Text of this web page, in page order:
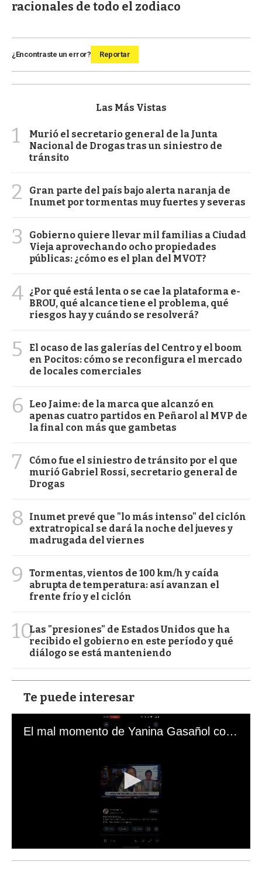
racionales de todo el zodiaco
¿Encontraste un error? Reportar
Las Más Vistas
1
Murió el secretario general de la Junta
Nacional de Drogas tras un siniestro de
tránsito
2
Gran parte del país bajo alerta naranja de
Inumet por tormentas muy fuertes y severas
3
Gobierno quiere llevar mil familias a Ciudad
Vieja aprovechando ocho propiedades
públicas: ¿cómo es el plan del MVOT?
4 ¿Por qué está lenta o se cae la plataforma e-
BROU, qué alcance tiene el problema, qué
riesgos hay y cuándo se resolverá?
5
El ocaso de las galerías del Centro y el boom
en Pocitos: cómo se reconfigura el mercado
de locales comerciales
6
Leo Jaime: de la marca que alcanzó en
apenas cuatro partidos en Peñarol al MVP de
la final con más que gambetas
7
Cómo fue el siniestro de tránsito por el que
murió Gabriel Rossi, secretario general de
Drogas
8
Inumet prevé que "lo más intenso" del ciclón
extratropical se dará la noche del jueves y
madrugada del viernes
9
Tormentas, vientos de 100 km/h y caída
abrupta de temperatura: así avanzan el
frente frío y el ciclón
10Las "presiones" de Estados Unidos que ha
recibido el gobierno en este período y qué
diálogo se está manteniendo
Te puede interesar
El mal momento de Yanina Gasañol con un hincha argentino en "Subrayado"
s